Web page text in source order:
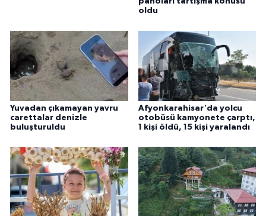
oldu
Yuvadan çıkamayan yavru
carettalar denizle
buluşturuldu
Afyonkarahisar'da yolcu
otobüsü kamyonete çarptı,
1 kişi öldü, 15 kişi yaralandı